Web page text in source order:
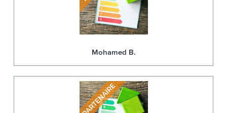
Mohamed B.